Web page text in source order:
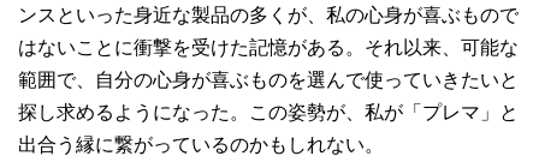
ンスといった身近な製品の多くが、私の心身が喜ぶもので
はないことに衝撃を受けた記憶がある。それ以来、可能な
範囲で、自分の心身が喜ぶものを選んで使っていきたいと
探し求めるようになった。この姿勢が、私が「プレマ」と
出合う縁に繋がっているのかもしれない。